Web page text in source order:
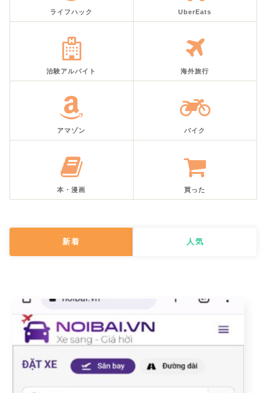
ライフハック UberEats
治験アルバイト 海外旅行
アマゾン バイク
本・漫画 買った
新着 人気